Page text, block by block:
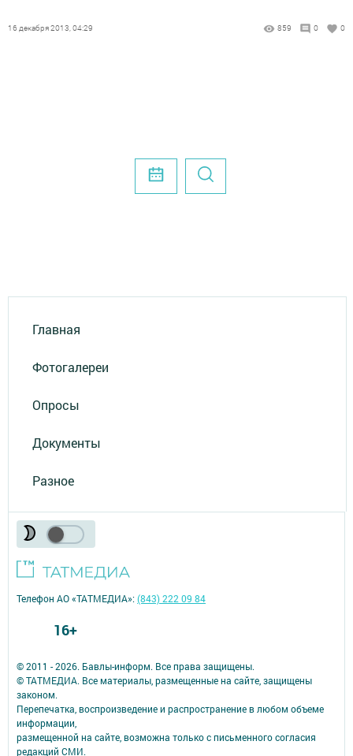
16 декабря 2013, 04:29 859 0 0
Главная
Фотогалереи
Опросы
Документы
Разное
© 2011 - 2026. Бавлы-информ. Все права защищены.
© ТАТМЕДИА. Все материалы, размещенные на сайте, защищены
законом.
Перепечатка, воспроизведение и распространение в любом объеме
информации,
размещенной на сайте, возможна только с письменного согласия
редакций СМИ.
Телефон АО «ТАТМЕДИА»:(843) 222 09 84
16+